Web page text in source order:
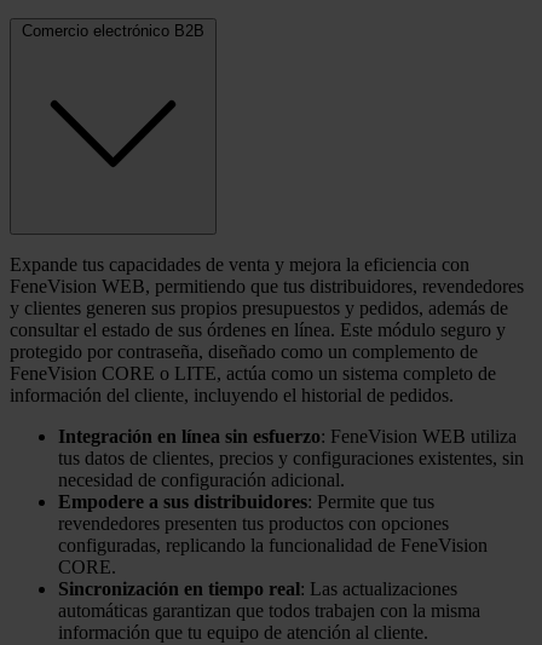
Comercio electrónico B2B
Expande tus capacidades de venta y mejora la eficiencia con
FeneVision WEB, permitiendo que tus distribuidores, revendedores
y clientes generen sus propios presupuestos y pedidos, además de
consultar el estado de sus órdenes en línea. Este módulo seguro y
protegido por contraseña, diseñado como un complemento de
FeneVision CORE o LITE, actúa como un sistema completo de
información del cliente, incluyendo el historial de pedidos.
Integración en línea sin esfuerzo: FeneVision WEB utiliza
tus datos de clientes, precios y configuraciones existentes, sin
necesidad de configuración adicional.
Empodere a sus distribuidores: Permite que tus
revendedores presenten tus productos con opciones
configuradas, replicando la funcionalidad de FeneVision
CORE.
Sincronización en tiempo real: Las actualizaciones
automáticas garantizan que todos trabajen con la misma
información que tu equipo de atención al cliente.